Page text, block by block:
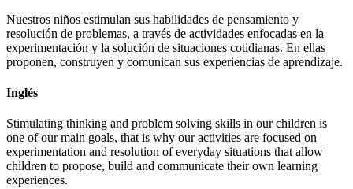
Nuestros niños estimulan sus habilidades de pensamiento y
resolución de problemas, a través de actividades enfocadas en la
experimentación y la solución de situaciones cotidianas. En ellas
proponen, construyen y comunican sus experiencias de aprendizaje.
Inglés
Stimulating thinking and problem solving skills in our children is
one of our main goals, that is why our activities are focused on
experimentation and resolution of everyday situations that allow
children to propose, build and communicate their own learning
experiences.